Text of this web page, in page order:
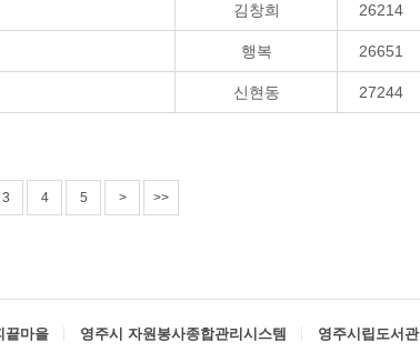
김창희 26214
행복 26651
신현동 27244
3 4 5 > >>
끝마을 영주시 자원봉사종합관리시스템 영주시립도서관